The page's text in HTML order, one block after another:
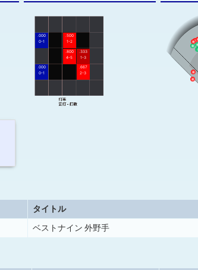
.000
0-1
.500
1-2
.800
4-5
.333
1-3
.000
0-1
.667
2-3
タイトル
ベストナイン 外野手